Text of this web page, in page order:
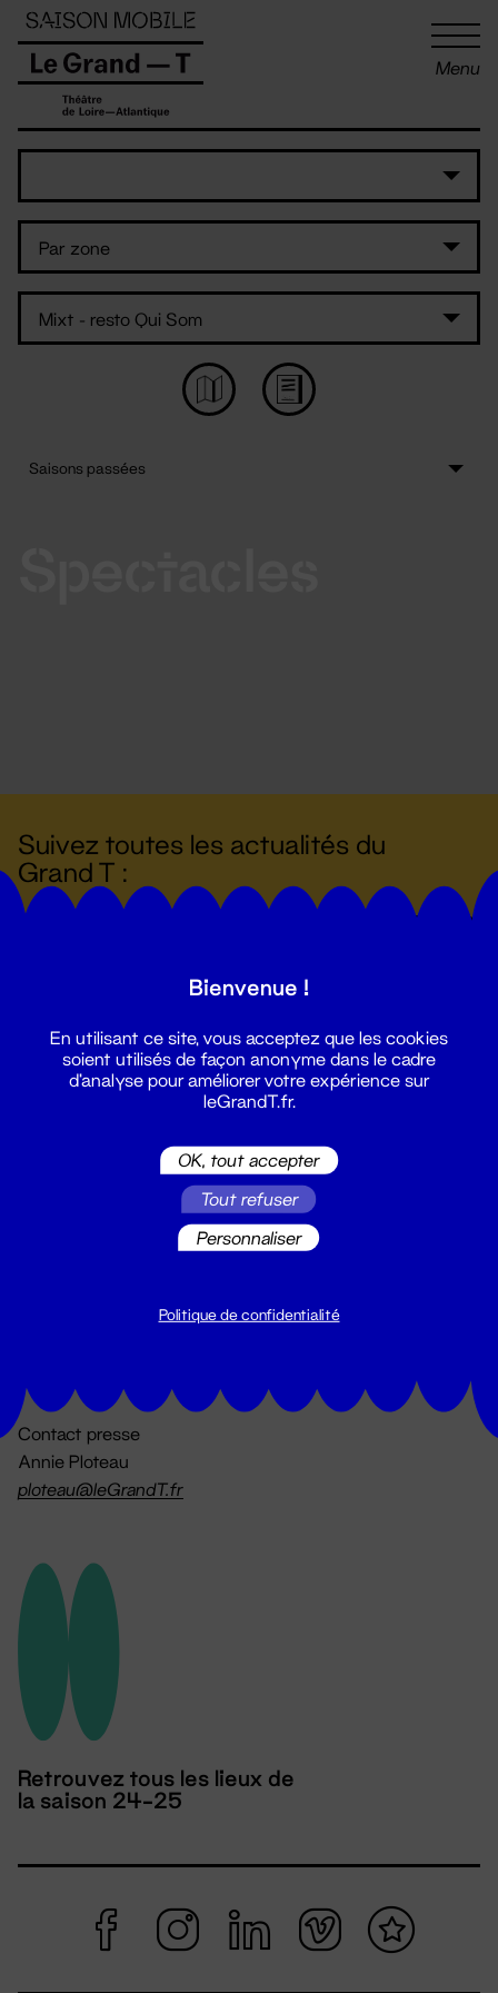
Menu
Suivez toutes les actualités du
Grand T :
billetterie@leGrandT.fr
Du lundi au vendredi 14h → 18h
Contact presse
Annie Ploteau
ploteau@leGrandT.fr
Retrouvez tous les lieux de
la saison 24-25
Panneau de gestion des cookies
Bienvenue !
En utilisant ce site, vous acceptez que les cookies
soient utilisés de façon anonyme dans le cadre
d'analyse pour améliorer votre expérience sur
leGrandT.fr.
OK, tout accepter
Tout refuser
Personnaliser
Politique de confidentialité